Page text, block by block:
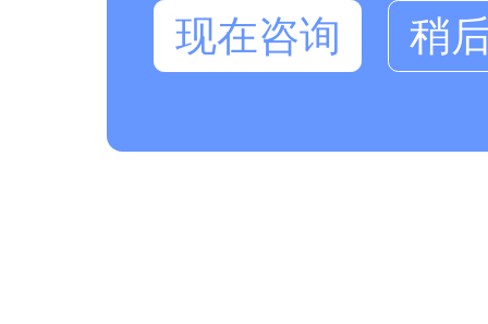
现在咨询 稍